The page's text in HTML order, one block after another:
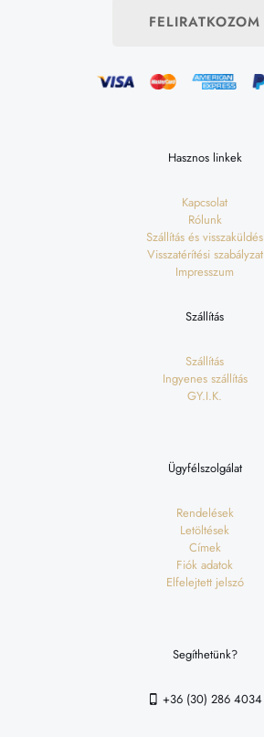
FELIRATKOZOM
Hasznos linkek
Kapcsolat
Rólunk
Szállítás és visszaküldés
Visszatérítési szabályzat
Impresszum
Szállítás
Szállítás
Ingyenes szállítás
GY.I.K.
Ügyfélszolgálat
Rendelések
Letöltések
Címek
Fiók adatok
Elfelejtett jelszó
Segíthetünk?
+36 (30) 286 4034